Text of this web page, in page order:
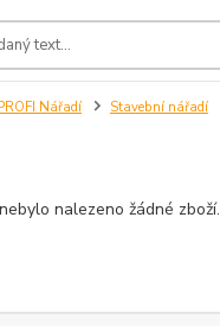
Nářadí Stavební nářadí
nalezeno žádné zboží.